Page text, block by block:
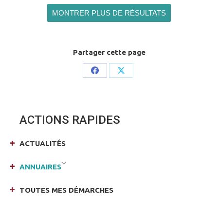
MONTRER PLUS DE RÉSULTATS
Partager cette page
Share
Share
ACTIONS RAPIDES
ACTUALITÉS
ANNUAIRES
TOUTES MES DÉMARCHES